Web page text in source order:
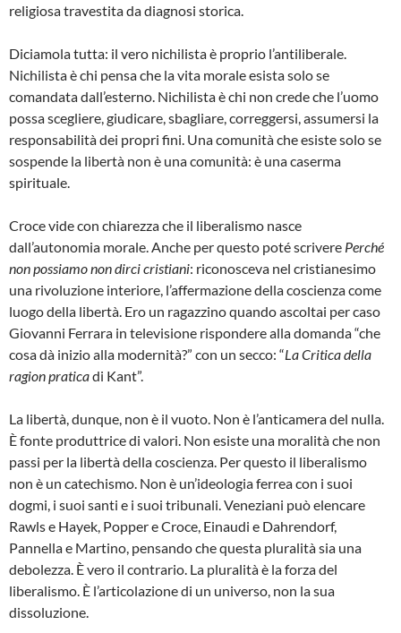
religiosa travestita da diagnosi storica.
Diciamola tutta: il vero nichilista è proprio l’antiliberale.
Nichilista è chi pensa che la vita morale esista solo se
comandata dall’esterno. Nichilista è chi non crede che l’uomo
possa scegliere, giudicare, sbagliare, correggersi, assumersi la
responsabilità dei propri fini. Una comunità che esiste solo se
sospende la libertà non è una comunità: è una caserma
spirituale.
Croce vide con chiarezza che il liberalismo nasce
dall’autonomia morale. Anche per questo poté scrivere Perché
non possiamo non dirci cristiani: riconosceva nel cristianesimo
una rivoluzione interiore, l’affermazione della coscienza come
luogo della libertà. Ero un ragazzino quando ascoltai per caso
Giovanni Ferrara in televisione rispondere alla domanda “che
cosa dà inizio alla modernità?” con un secco: “La Critica della
ragion praticadi Kant”.
La libertà, dunque, non è il vuoto. Non è l’anticamera del nulla.
È fonte produttrice di valori. Non esiste una moralità che non
passi per la libertà della coscienza. Per questo il liberalismo
non è un catechismo. Non è un’ideologia ferrea con i suoi
dogmi, i suoi santi e i suoi tribunali. Veneziani può elencare
Rawls e Hayek, Popper e Croce, Einaudi e Dahrendorf,
Pannella e Martino, pensando che questa pluralità sia una
debolezza. È vero il contrario. La pluralità è la forza del
liberalismo. È l’articolazione di un universo, non la sua
dissoluzione.